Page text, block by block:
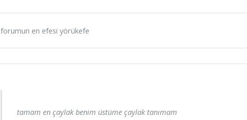
forumun en efesi yörükefe
tamam en çaylak benim üstüme çaylak tanımam